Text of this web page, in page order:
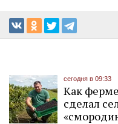
сегодня в 09:33
Как
сделал